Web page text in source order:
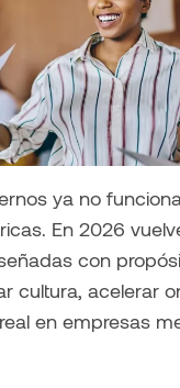
ya no
En 2026
con
cultura, acelerar
en empresas